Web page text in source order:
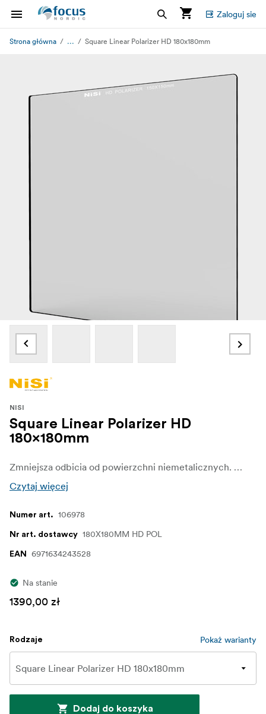
Zaloguj sie
Strona główna ... Square Linear Polarizer HD 180x180mm
NISI
Square Linear Polarizer HD
180x180mm
Zmniejsza odbicia od powierzchni niemetalicznych. Dzięki temu można zobaczyć prawdziwy kolor i fakturę obiektu.
Czytaj więcej
Numer art. 106978
Nr art. dostawcy 180X180MM HD POL
EAN 6971634243528
Na stanie
1390,00 zł
Rodzaje Pokaż warianty
Dodaj do koszyka